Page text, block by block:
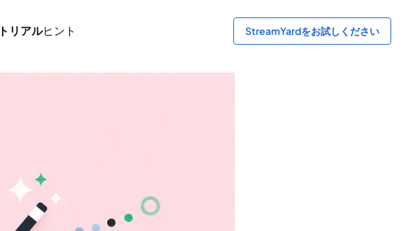
リアルヒント StreamYardをお試しください